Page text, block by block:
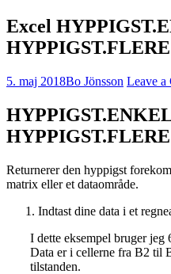
Excel
5. maj 2018Bo Jönsson Leave a
HYPPIGST.FLERE
Returnerer den hyppigst
matrix eller et dataområde.
Indtast dine data i et
I dette eksempel bruger
Data er i cellerne fra B2 til
tilstanden.